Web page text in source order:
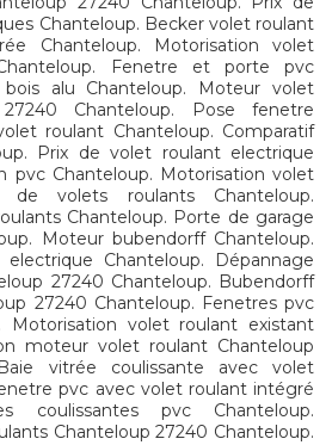
Chanteloup. Becker volet roulant
Chanteloup. Motorisation volet
Fenetre et porte pvc
bois alu Chanteloup. Moteur volet
Chanteloup. Pose fenetre
roulant Chanteloup. Comparatif
Prix de volet roulant electrique
pvc Chanteloup. Motorisation volet
de volets roulants Chanteloup.
Chanteloup. Porte de garage
Moteur bubendorff Chanteloup.
Chanteloup. Dépannage
27240 Chanteloup. Bubendorff
27240 Chanteloup. Fenetres pvc
Motorisation volet roulant existant
moteur volet roulant Chanteloup
vitrée coulissante avec volet
pvc avec volet roulant intégré
coulissantes pvc Chanteloup.
Chanteloup 27240 Chanteloup.